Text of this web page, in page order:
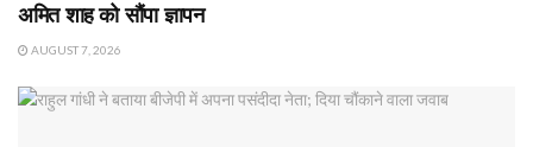
अमित शाह को सौंपा ज्ञापन
AUGUST 7, 2026